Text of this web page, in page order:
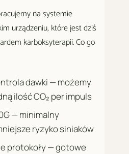
na systemie
urządzeniu, które jest dziś
karboksyterapii. Co go
dawki — możemy
ilość CO₂ per impuls
— minimalny
ryzyko siniaków
protokoły — gotowe